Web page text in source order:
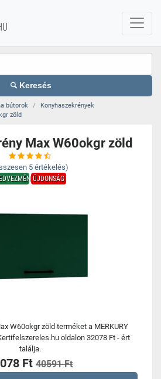
Keresés
bútorok
Konyhaszekrények
zöld
Max W60okgr zöld
5 értékelés)
ÚJDONSÁG
W60okgr zöld terméket a MERKURY
oldalon 32078 Ft - ért
találja.
Ft 40591 Ft